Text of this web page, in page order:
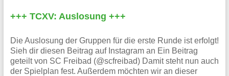
+++ TCXV: Auslosung +++
Die Auslosung der Gruppen für die erste Runde ist erfolgt!
Sieh dir diesen Beitrag auf Instagram an Ein Beitrag
geteilt von SC Freibad (@scfreibad) Damit steht nun auch
der Spielplan fest. Außerdem möchten wir an dieser